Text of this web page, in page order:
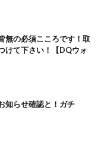
無の必須こころです！取
けて下さい！【DQウォ
知らせ確認と！ガチ